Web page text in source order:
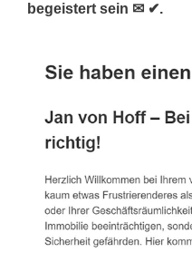
begeistert sein ✉ ✔.